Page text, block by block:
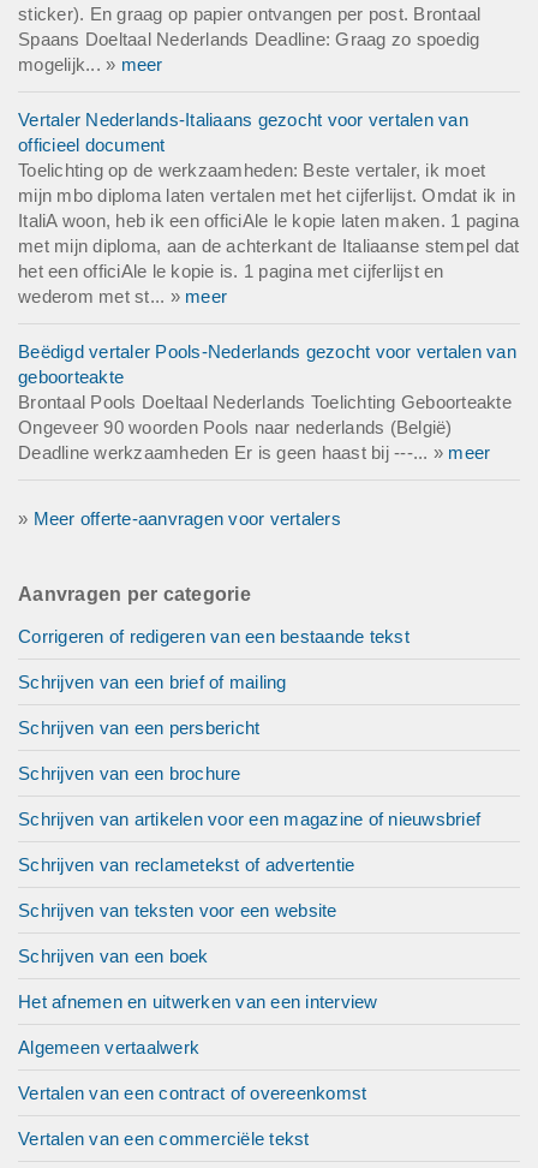
sticker). En graag op papier ontvangen per post. Brontaal
Spaans Doeltaal Nederlands Deadline: Graag zo spoedig
mogelijk... » meer
Vertaler Nederlands-Italiaans gezocht voor vertalen van
officieel document
Toelichting op de werkzaamheden: Beste vertaler, ik moet
mijn mbo diploma laten vertalen met het cijferlijst. Omdat ik in
ItaliA woon, heb ik een officiAle le kopie laten maken. 1 pagina
met mijn diploma, aan de achterkant de Italiaanse stempel dat
het een officiAle le kopie is. 1 pagina met cijferlijst en
wederom met st... » meer
Beëdigd vertaler Pools-Nederlands gezocht voor vertalen van
geboorteakte
Brontaal Pools Doeltaal Nederlands Toelichting Geboorteakte
Ongeveer 90 woorden Pools naar nederlands (België)
Deadline werkzaamheden Er is geen haast bij ---... » meer
» Meer offerte-aanvragen voor vertalers
Aanvragen per categorie
Corrigeren of redigeren van een bestaande tekst
Schrijven van een brief of mailing
Schrijven van een persbericht
Schrijven van een brochure
Schrijven van artikelen voor een magazine of nieuwsbrief
Schrijven van reclametekst of advertentie
Schrijven van teksten voor een website
Schrijven van een boek
Het afnemen en uitwerken van een interview
Algemeen vertaalwerk
Vertalen van een contract of overeenkomst
Vertalen van een commerciële tekst